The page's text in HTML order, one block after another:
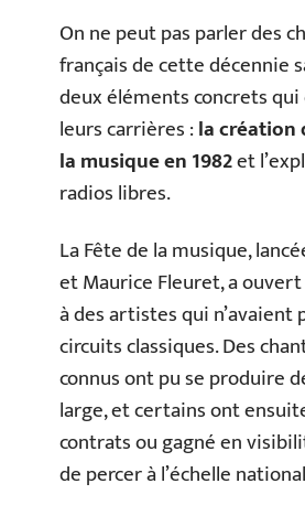
On ne peut pas parler des
français de cette décennie
deux éléments concrets
leurs carrières :la création
la musique en 1982et
radios libres.
La Fête de la musique,
et Maurice Fleuret, a ouvert
à des artistes qui n’avaient
circuits classiques. Des
connus ont pu se produire
large, et certains ont
contrats ou gagné en
de percer à l’échelle